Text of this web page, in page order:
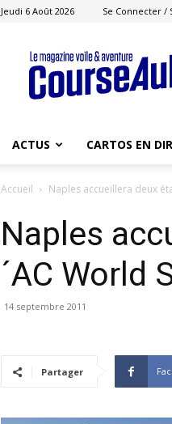
Jeudi 6 Août 2026 Se Connecter /
au
Large
ACTUS CARTOS EN
Accueil Naples accueillera deux
Naples
´AC World
14 septembre 2011
Partager